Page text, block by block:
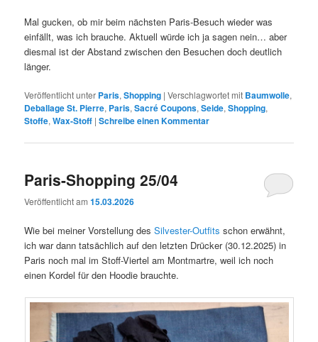
Mal gucken, ob mir beim nächsten Paris-Besuch wieder was
einfällt, was ich brauche. Aktuell würde ich ja sagen nein… aber
diesmal ist der Abstand zwischen den Besuchen doch deutlich
länger.
Veröffentlicht unter Paris,Shopping |Verschlagwortet mit Baumwolle,
Deballage St. Pierre, Paris,Sacré Coupons,Seide,Shopping,
Stoffe,Wax-Stoff |Schreibe einen Kommentar
Paris-Shopping 25/04
Veröffentlicht am15.03.2026
Wie bei meiner Vorstellung desSilvester-Outfits schon erwähnt,
ich war dann tatsächlich auf den letzten Drücker (30.12.2025) in
Paris noch mal im Stoff-Viertel am Montmartre, weil ich noch
einen Kordel für den Hoodie brauchte.